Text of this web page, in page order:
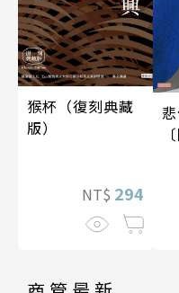
猴杯（復刻典藏
版）
NT$ 294